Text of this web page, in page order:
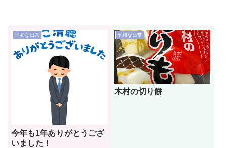
平和な日常
今年も1年ありがとうござ
いました！
平和な日常
木村の切り餅